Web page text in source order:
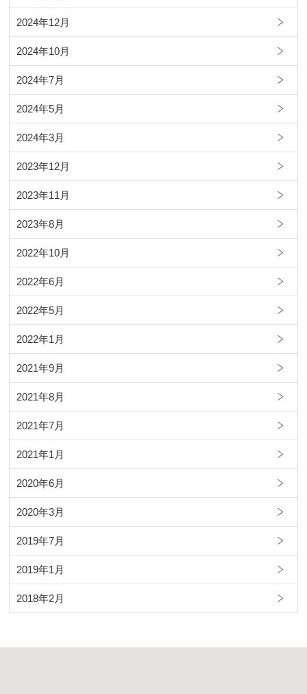
2024年12月
2024年10月
2024年7月
2024年5月
2024年3月
2023年12月
2023年11月
2023年8月
2022年10月
2022年6月
2022年5月
2022年1月
2021年9月
2021年8月
2021年7月
2021年1月
2020年6月
2020年3月
2019年7月
2019年1月
2018年2月